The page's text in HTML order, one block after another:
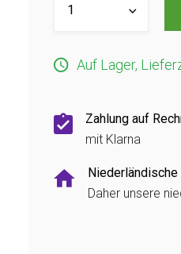
Auf Lager,
Zahlung auf
mit Klarna
Daher unsere